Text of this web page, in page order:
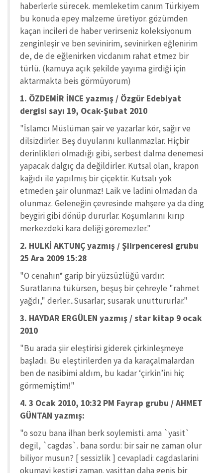
haberlerle sürecek. memleketim canım Türkiyem
bu konuda epey malzeme üretiyor. gözümden
kaçan incileri de haber verirseniz koleksiyonum
zenginleşir ve ben sevinirim, sevinirken eğlenirim
de, de de eğlenirken vicdanım rahat etmez bir
türlü. (kamuya açık şekilde yayıma girdiği için
aktarmakta beis görmüyorum)
1. ÖZDEMİR İNCE yazmış / Özgür Edebiyat
dergisi sayı 19, Ocak-Şubat 2010
"İslamcı Müslüman şair ve yazarlar kör, sağır ve
dilsizdirler. Beş duyularını kullanmazlar. Hiçbir
derinlikleri olmadığı gibi, serbest dalma denemesi
yapacak dalgıç da değildirler. Kutsal olan, krapon
kağıdı ile yapılmış bir çiçektir. Kutsalı yok
etmeden şair olunmaz! Laik ve ladini olmadan da
olunmaz. Geleneğin çevresinde mahşere ya da ding
beygiri gibi dönüp dururlar. Koşumlarını kırıp
merkezdeki kara deliği göremezler."
2. HULKİ AKTUNÇ yazmış / Şiirpenceresi grubu
25 Ara 2009 15:28
"O cenahın* garip bir yüzsüzlüğü vardır:
Suratlarına tükürsen, beşuş bir çehreyle "rahmet
yağdı," derler...Susarlar; susarak unuttururlar."
3. HAYDAR ERGÜLEN yazmış / star kitap 9 ocak
2010
"Bu arada şiir eleştirisi giderek çirkinleşmeye
başladı. Bu eleştirilerden ya da karaçalmalardan
ben de nasibimi aldım, bu kadar ‘çirkin’ini hiç
görmemiştim!"
4. 3 Ocak 2010, 10:32 PM Fayrap grubu / AHMET
GÜNTAN yazmış:
"o sozu bana ilhan berk soylemisti. ama `yasit`
degil, `cagdas`. bana sordu: bir sair ne zaman olur
biliyor musun? [ sessizlik ] cevapladi: cagdaslarini
okumayi kestigi zaman. yasittan daha genis bir